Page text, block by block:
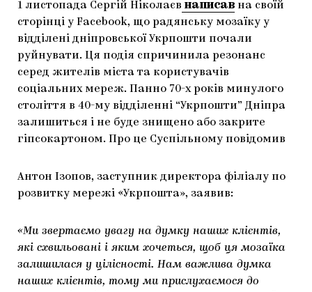
КОЛЕКЦІЇ
ГАЛЕРЕЇ
АРТЦЕНТРИ
КОНСПЕКТИ
КНИЖКИ І ЖУРНАЛИ
ЗАПАЛЕННЯ
ЯК ПІДТРИМУВАТИ УКРАЇНСЬКЕ МИСТЕЦТВО
МАРІУПОЛЬСЬКІ МАРГІНАЛІЇ
CARPATHIAN CULT ПРО РІЗДВЯНІ СВЯТА
1 листопада Сергій Ніколаєв написав на своїй
сторінці у Facebook, що радянську мозаїку у
відділені дніпровської Укрпошти почали
руйнувати. Ця подія спричинила резонанс
серед жителів міста та користувачів
соціальних мереж. Панно 70-х років минулого
століття в 40-му відділенні “Укрпошти” Дніпра
залишиться і не буде знищено або закрите
гіпсокартоном. Про це Суспільному повідомив
Антон Ізопов, заступник директора філіалу по
розвитку мережі «Укрпошта», заявив:
«Ми звертаємо увагу на думку наших клієнтів,
які схвильовані і яким хочеться, щоб ця мозаїка
залишилася у цілісності. Нам важлива думка
наших клієнтів, тому ми прислухаємося до